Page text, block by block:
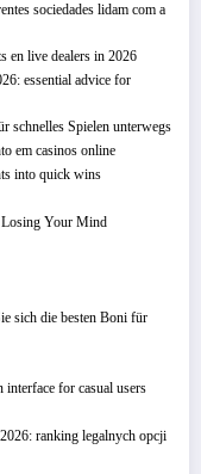
sociedades lidam com a
en live dealers in 2026
essential advice for
schnelles Spielen unterwegs
em casinos online
into quick wins
Your Mind
sich die besten Boni für
for casual users
ranking legalnych opcji